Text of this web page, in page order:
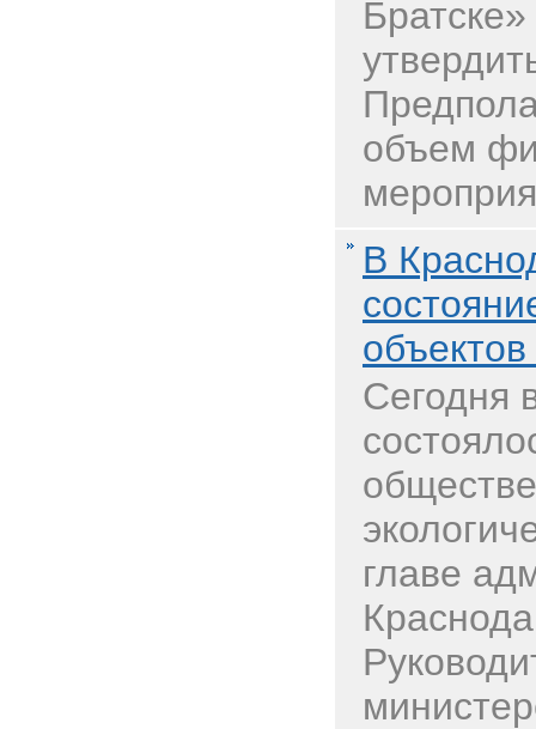
объем
В
объектов
Сегодня
главе